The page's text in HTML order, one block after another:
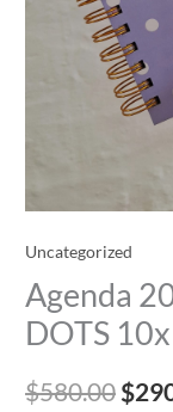
Uncategorized
Agenda
DOTS
$580.00 $